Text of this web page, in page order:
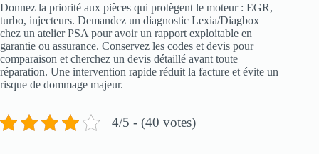
Donnez la priorité aux pièces qui protègent le moteur : EGR,
turbo, injecteurs. Demandez un diagnostic Lexia/Diagbox
chez un atelier PSA pour avoir un rapport exploitable en
garantie ou assurance. Conservez les codes et devis pour
comparaison et cherchez un devis détaillé avant toute
réparation. Une intervention rapide réduit la facture et évite un
risque de dommage majeur.
4/5 - (40 votes)